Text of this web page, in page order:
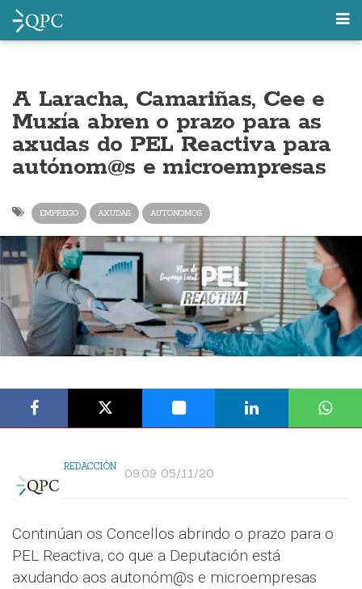
A Laracha, Camariñas, Cee e
Muxía abren o prazo para as
axudas do PEL Reactiva para
autónom@s e microempresas
EMPREGO AXUDAS AUTONOMOS
REDACCIÓN 09:09 05/11/20
Continúan os Concellos abrindo o prazo para o
PEL Reactiva, co que a Deputación está
axudando aos autonóm@s e microempresas